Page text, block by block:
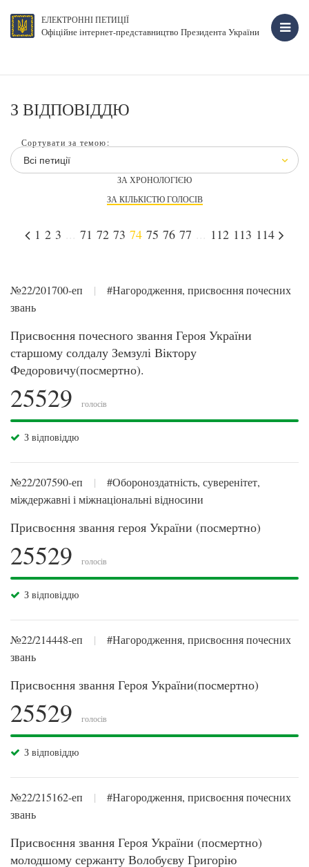
ЕЛЕКТРОННІ ПЕТИЦІЇ
Офіційне інтернет-представництво Президента України
З ВІДПОВІДДЮ
Сортувати за темою:
Всі петиції
ЗА ХРОНОЛОГІЄЮ
ЗА КІЛЬКІСТЮ ГОЛОСІВ
1 2 3 71 72 73 74 75 76 77 112 113 114
№22/201700-еп |
#Нагородження, присвоєння почесних
звань
Присвоєння почесного звання Героя України
старшому солдалу Земзулі Віктору
Федоровичу(посмертно).
25529 голосів
З відповіддю
№22/207590-еп |
#Обороноздатність, суверенітет,
міждержавні і міжнаціональні відносини
Присвоєння звання героя України (посмертно)
25529 голосів
З відповіддю
№22/214448-еп |
#Нагородження, присвоєння почесних
звань
Присвоєння звання Героя України(посмертно)
25529 голосів
З відповіддю
№22/215162-еп |
#Нагородження, присвоєння почесних
звань
Присвоєння звання Героя України (посмертно)
молодшому сержанту Волобуєву Григорію